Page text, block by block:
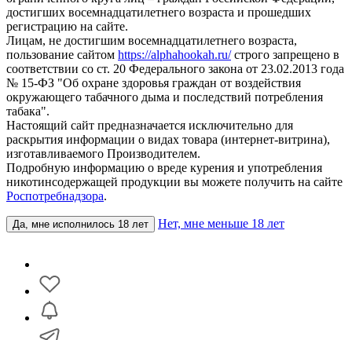
достигших восемнадцатилетнего возраста и прошедших
регистрацию на сайте.
Лицам, не достигшим восемнадцатилетнего возраста,
пользование сайтом https://alphahookah.ru/строго запрещено в
соответствии со ст. 20 Федерального закона от 23.02.2013 года
№ 15-ФЗ "Об охране здоровья граждан от воздействия
окружающего табачного дыма и последствий потребления
табака".
Настоящий сайт предназначается исключительно для
раскрытия информации о видах товара (интернет-витрина),
изготавливаемого Производителем.
Подробную информацию о вреде курения и употребления
никотинсодержащей продукции вы можете получить на сайте
Роспотребнадзора.
Да, мне исполнилось 18 лет Нет, мне меньше 18 лет